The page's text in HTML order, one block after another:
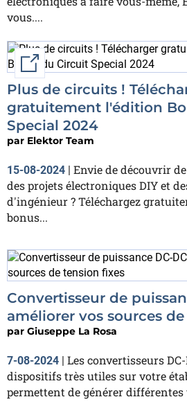
vous....
External link
Plus de circuits !
gratuitement l'édition
Special 2024
par Elektor Team
15-08-2024 | Envie de découvrir
des projets électroniques DIY et
d'ingénieur ? Téléchargez
bonus...
Convertisseur de
améliorer vos sources
par Giuseppe La Rosa
7-08-2024 | Les convertisseurs
dispositifs très utiles sur votre
permettent de générer